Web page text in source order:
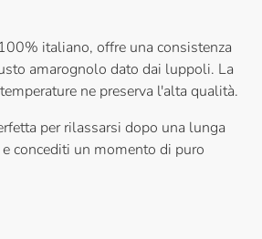
italiano, offre una consistenza
amarognolo dato dai luppoli. La
ne preserva l'alta qualità.
per rilassarsi dopo una lunga
concediti un momento di puro